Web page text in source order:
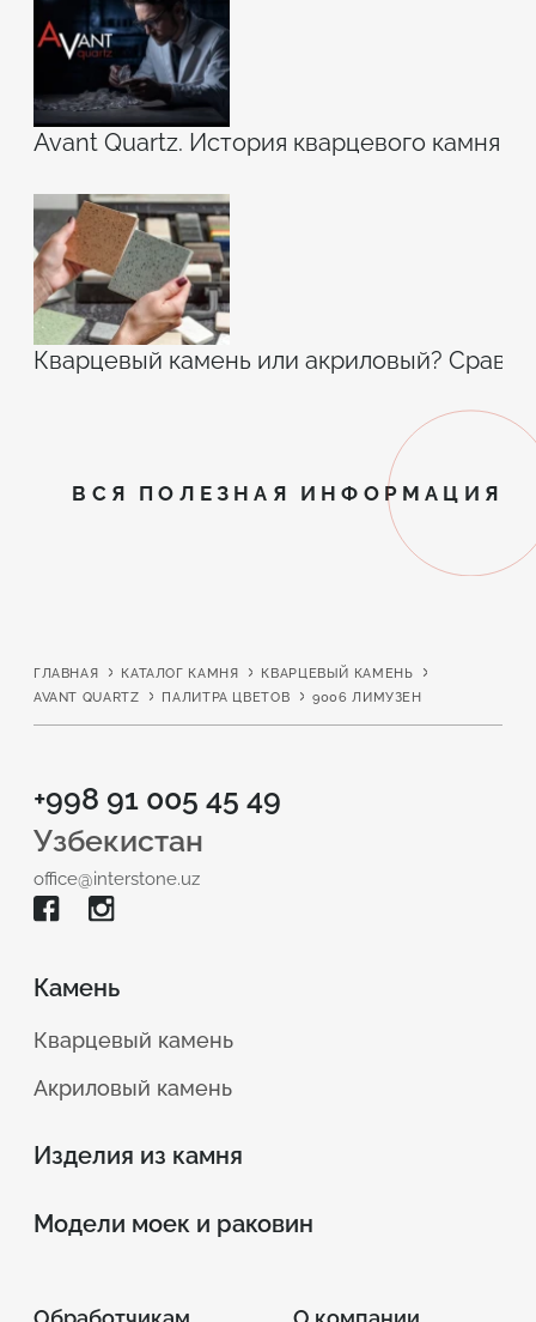
Avant Quartz. История кварцевого камня
Кварцевый камень или акриловый?
ВСЯ ПОЛЕЗНАЯ ИНФОРМАЦИЯ
ГЛАВНАЯ КАТАЛОГ КАМНЯ
КВАРЦЕВЫЙ КАМЕНЬ
AVANT QUARTZ
ПАЛИТРА ЦВЕТОВ 9006 ЛИМУЗЕН
+998 91 005 45 49
Узбекистан
office@interstone.uz
Камень
Кварцевый камень
Акриловый камень
Изделия из камня
Модели моек и раковин